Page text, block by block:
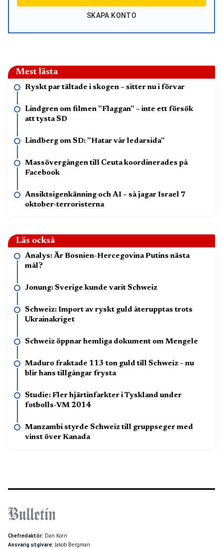
SKAPA KONTO
Mest lästa
Ryskt par tältade i skogen – sitter nu i förvar
Lindgren om filmen ”Flaggan” – inte ett försök
att tysta SD
Lindberg om SD: ”Hatar vår ledarsida”
Massövergången till Ceuta koordinerades på
Facebook
Ansiktsigenkänning och AI – så jagar Israel 7
oktober-terroristerna
Läs också
Analys: Är Bosnien-Hercegovina Putins nästa
mål?
Jonung: Sverige kunde varit Schweiz
Schweiz: Import av ryskt guld återupptas trots
Ukrainakriget
Schweiz öppnar hemliga dokument om Mengele
Maduro fraktade 113 ton guld till Schweiz – nu
blir hans tillgångar frysta
Studie: Fler hjärtinfarkter i Tyskland under
fotbolls-VM 2014
Manzambi styrde Schweiz till gruppseger med
vinst över Kanada
Chefredaktör: Dan Korn
Ansvarig utgivare:Jakob Bergman